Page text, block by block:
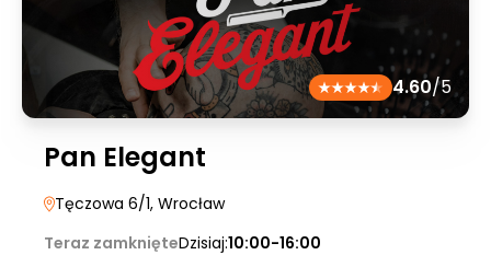
4.60/5
Pan Elegant
Tęczowa 6/1, Wrocław
Teraz zamknięteDzisiaj:10:00-16:00